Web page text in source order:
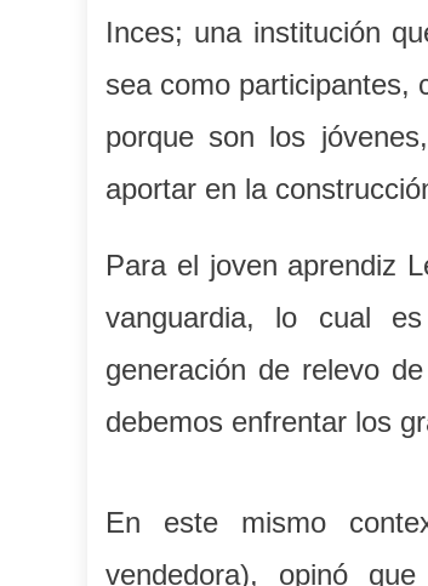
Inces; una institución
sea como participantes,
porque son los
aportar en la
Para el joven aprendiz
vanguardia, lo cual
generación de relevo
debemos enfrentar los
En este mismo
vendedora), opinó